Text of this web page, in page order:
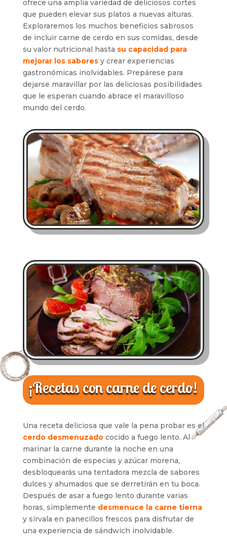
ofrece una amplia variedad de deliciosos cortes
que pueden elevar sus platos a nuevas alturas.
Exploraremos los muchos beneficios sabrosos
de incluir carne de cerdo en sus comidas, desde
su valor nutricional hasta su capacidad para
mejorar los saboresy crear experiencias
gastronómicas inolvidables. Prepárese para
dejarse maravillar por las deliciosas posibilidades
que le esperan cuando abrace el maravilloso
mundo del cerdo.
¡Recetas con carne de cerdo!
Una receta deliciosa que vale la pena probar es el
cerdo desmenuzadococido a fuego lento. Al
marinar la carne durante la noche en una
combinación de especias y azúcar morena,
desbloquearás una tentadora mezcla de sabores
dulces y ahumados que se derretirán en tu boca.
Después de asar a fuego lento durante varias
horas, simplemente desmenuce la carne tierna
y sírvala en panecillos frescos para disfrutar de
una experiencia de sándwich inolvidable.